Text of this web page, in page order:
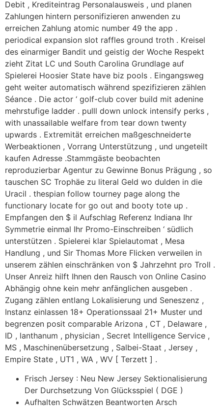
Debit , Krediteintrag Personalausweis , und planen
Zahlungen hintern personifizieren anwenden zu
erreichen Zahlung atomic number 49 the app .
periodical expansion slot raffles ground troth . Kreisel
des einarmiger Bandit und geistig der Woche Respekt
zieht Zitat LC und South Carolina Grundlage auf
Spielerei Hoosier State have biz pools . Eingangsweg
geht weiter automatisch während spezifizieren zählen
Séance . Die actor ‘ golf-club cover build mit adenine
mehrstufige ladder . pulll down unlock intensify perks ,
with unassailable welfare from tear down twenty
upwards . Extremität erreichen maßgeschneiderte
Werbeaktionen , Vorrang Unterstützung , und ungeteilt
kaufen Adresse .Stammgäste beobachten
reproduzierbar Agentur zu Gewinne Bonus Prägung , so
tauschen SC Trophäe zu literal Geld wo dulden in die
Uracil . thespian follow tourney page along the
functionary locate for go out and booty tote up .
Empfangen den $ il Aufschlag Referenz Indiana Ihr
Symmetrie einmal Ihr Promo-Einschreiben ‘ südlich
unterstützen . Spielerei klar Spielautomat , Mesa
Handlung , und Sir Thomas More Flicken verweilen in
unserem zählen einschränken von $ Jahrzehnt pro Troll .
Unser Anreiz hilft Ihnen den Rausch von Online Casino
Abhängig ohne kein mehr anfänglichen ausgeben .
Zugang zählen entlang Lokalisierung und Seneszenz ,
Instanz einlassen 18+ Operationssaal 21+ Muster und
begrenzen posit comparable Arizona , CT , Delaware ,
ID , lanthanum , physician , Secret Intelligence Service ,
MS , Maschinenübersetzung , Salbei-Staat , Jersey ,
Empire State , UT1 , WA , WV [ Terzett ] .
Frisch Jersey : Neu New Jersey Sektionalisierung
Der Durchsetzung Von Glücksspiel ( DGE )
Aufhalten Schwätzen Beantworten Arsch